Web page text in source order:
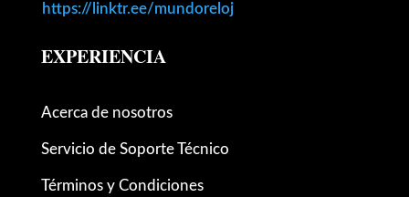
https://linktr.ee/mundoreloj
EXPERIENCIA
Acerca de nosotros
Servicio de Soporte Técnico
Términos y Condiciones